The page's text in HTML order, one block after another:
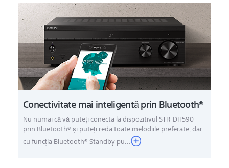
Conectivitate mai inteligentă prin Bluetooth®
Nu numai că vă puteţi conecta la dispozitivul STR-DH590
prin Bluetooth® şi puteţi reda toate melodiile preferate, dar
cu funcţia Bluetooth® Standby pu...